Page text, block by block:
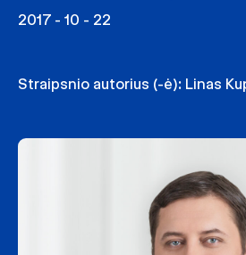
2017 - 10 - 22
Straipsnio autorius (-ė): Linas